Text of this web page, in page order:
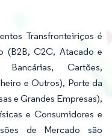
Transfronteiriços é
(B2B, C2C, Atacado e
Bancárias, Cartões,
e Outros), Porte da
e Grandes Empresas),
e Consumidores e
de Mercado são